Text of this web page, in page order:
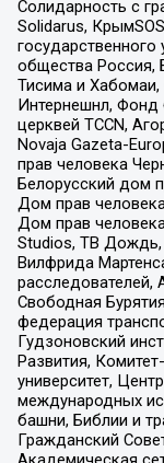
Солидарность с
Solidarus,
общества Россия,
Тисима и
Интернешнл, Фонд
церквей TCCN,
Novaja Gazeta-
прав человека
Белорусский дом
Дом прав
Дом прав
Studios, ТВ Дождь,
Вилфрида
Свободная
федерация
Гудзоновский
Развития,
университет,
международных
башни, Библии и
Гражданский